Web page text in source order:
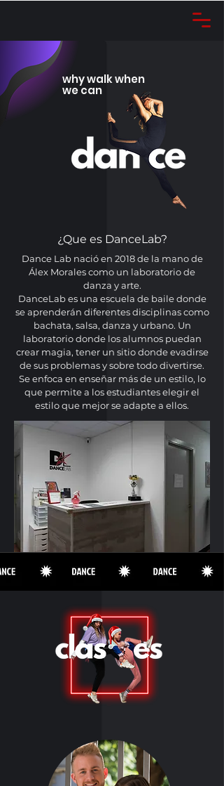
why walk when
we can
¿Que es DanceLab?
Dance Lab nació en 2018 de la mano de
Álex Morales como un laboratorio de
danza y arte.
DanceLab es una escuela de baile donde
se aprenderán diferentes disciplinas como
bachata, salsa, danza y urbano. Un
laboratorio donde los alumnos puedan
crear magia, tener un sitio donde evadirse
de sus problemas y sobre todo divertirse.
Se enfoca en enseñar más de un estilo, lo
que permite a los estudiantes elegir el
estilo que mejor se adapte a ellos.